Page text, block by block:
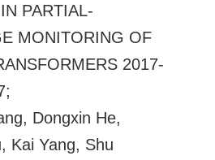
PARTIAL-
MONITORING OF
2017-
Dongxin He,
Kai Yang, Shu